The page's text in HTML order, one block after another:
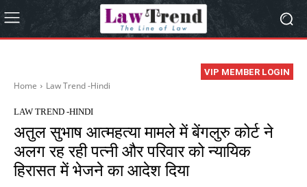
VIP MEMBER LOGIN
Home Law Trend -Hindi
LAW TREND -HINDI
अतुल सुभाष आत्महत्या मामले में बेंगलुरु कोर्ट ने
अलग रह रही पत्नी और परिवार को न्यायिक
हिरासत में भेजने का आदेश दिया